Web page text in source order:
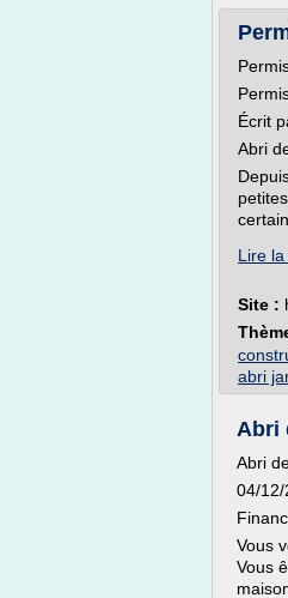
Écrit
Abri
Lire
Site :
abri
Abri
Abri
04/12/
Vous
Vous